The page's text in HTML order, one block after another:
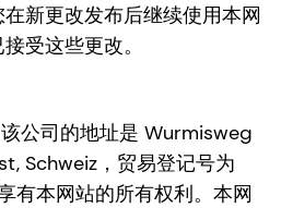
新更改发布后继续使用本网
受这些更改。
公司的地址是 Wurmisweg
Schweiz，贸易登记号为
有本网站的所有权利。本网